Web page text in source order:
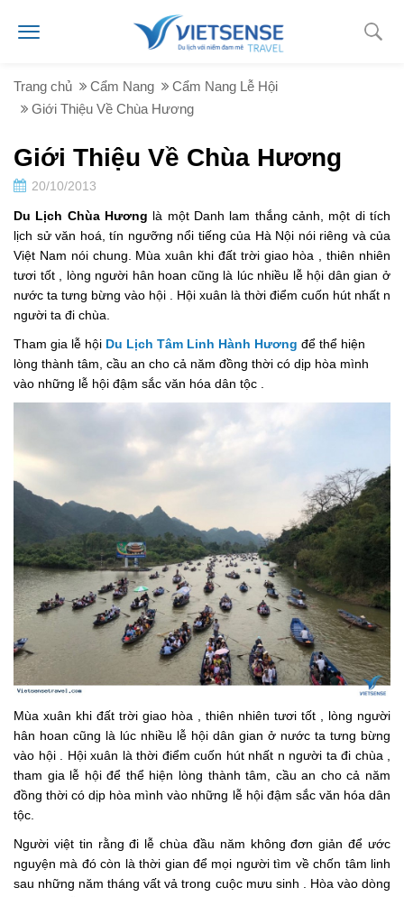
Trang chủ Cẩm Nang
Cẩm Nang Lễ Hội
Giới Thiệu Về Chùa Hương
Giới Thiệu Về Chùa Hương
20/10/2013
Du Lịch Chùa Hương là một Danh lam thắng cảnh, một di tích
lịch sử văn hoá, tín ngưỡng nổi tiếng của Hà Nội nói riêng và của
Việt Nam nói chung. Mùa xuân khi đất trời giao hòa , thiên nhiên
tươi tốt , lòng người hân hoan cũng là lúc nhiều lễ hội dân gian ở
nước ta tưng bừng vào hội . Hội xuân là thời điểm cuốn hút nhất n
người ta đi chùa.
Tham gia lễ hội Du Lịch Tâm Linh Hành Hương để thể hiện
lòng thành tâm, cầu an cho cả năm đồng thời có dịp hòa mình
vào những lễ hội đậm sắc văn hóa dân tộc .
Mùa xuân khi đất trời giao hòa , thiên nhiên tươi tốt , lòng người
hân hoan cũng là lúc nhiều lễ hội dân gian ở nước ta tưng bừng
vào hội . Hội xuân là thời điểm cuốn hút nhất n người ta đi chùa ,
tham gia lễ hội để thể hiện lòng thành tâm, cầu an cho cả năm
đồng thời có dịp hòa mình vào những lễ hội đậm sắc văn hóa dân
tộc.
Người việt tin rằng đi lễ chùa đầu năm không đơn giản để ước
nguyện mà đó còn là thời gian để mọi người tìm về chốn tâm linh
sau những năm tháng vất vả trong cuộc mưu sinh . Hòa vào dòng